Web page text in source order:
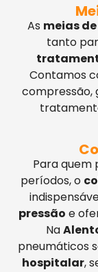
As meias
tanto
Contamos
compressão,
Para quem
períodos, o
pressão e
Na
pneumáticos
hospitalar,